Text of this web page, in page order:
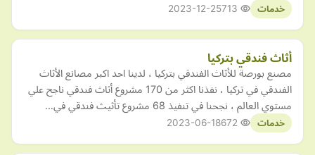
خدمات 2023-12-25
أثاث فندقي بتركيا
مصنع بورصة للأثاث الفندقي بتركيا ، لدينا احد اكبر مصانع الأثاث
الفندقي في تركيا ، نفذنا اكثر من 170 مشروع أثاث فندقي ناجح علي
مستوي العالم ، نجحنا في تنفيذ 68 مشروع تأثيث فندقي في…
خدمات 2023-06-18